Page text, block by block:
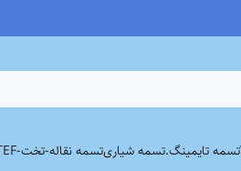
تسمه تایمینگ.تسمه شیاریتسمه نقاله-تخت-PTEF